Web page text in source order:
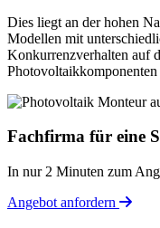
Dies liegt an der hohen
Modellen mit
Konkurrenzverhalten auf
Photovoltaikkomponenten
Fachfirma für eine
In nur 2 Minuten zum
Angebot anfordern